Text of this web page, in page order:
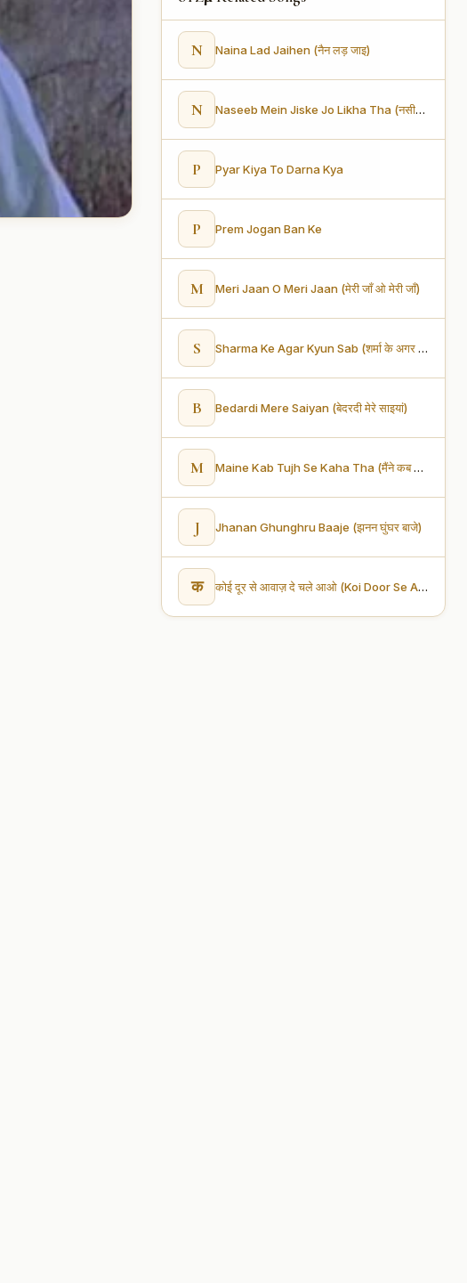
N Naina Lad Jaihen (नैन लड़ जाइ)
N Naseeb Mein Jiske Jo Likha Tha (नसीब में जिसको जो लिखा था)
P Pyar Kiya To Darna Kya
P Prem Jogan Ban Ke
M Meri Jaan O Meri Jaan (मेरी जाँ ओ मेरी जाँ)
S Sharma Ke Agar Kyun Sab (शर्मा के अगर क्यों सब)
B Bedardi Mere Saiyan (बेदरदी मेरे साइयां)
M Maine Kab Tujh Se Kaha Tha (मैंने कब तुझ से कहा था)
J Jhanan Ghunghru Baaje (झनन घुंघर बाजे)
क कोई दूर से आवाज़ दे चले आओ (Koi Door Se Aawaaz De Chale Aao)